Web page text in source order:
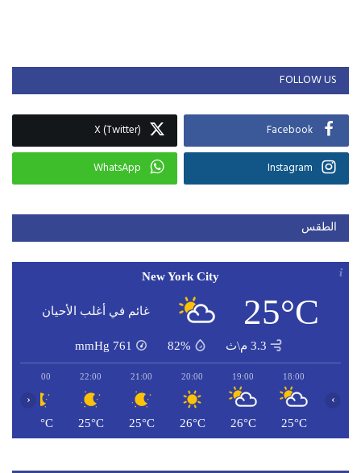
FOLLOW US
Facebook
X (Twitter)
Instagram
WhatsApp
الطقس
New York City
25°C غائم في أغلب الأحيان
3.3 م\ث 82%
761
mmHg
18:00
25°C
19:00
26°C
20:00
26°C
21:00
25°C
22:00
25°C
23:00
25°C
‹ ›